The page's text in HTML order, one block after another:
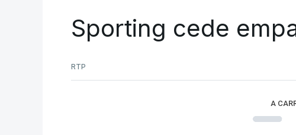
Sporting cede
RTP
A